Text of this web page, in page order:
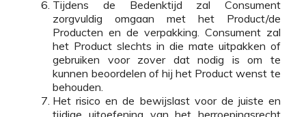
Tijdens de Bedenktijd zal Consument
zorgvuldig omgaan met het Product/de
Producten en de verpakking. Consument zal
het Product slechts in die mate uitpakken of
gebruiken voor zover dat nodig is om te
kunnen beoordelen of hij het Product wenst te
behouden.
Het risico en de bewijslast voor de juiste en
tijdige uitoefening van het herroepingsrecht